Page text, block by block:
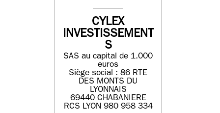
CYLEX
INVESTISSEMENT
S
SAS au capital de 1.000
euros
Siège social : 86 RTE
DES MONTS DU
LYONNAIS
69440 CHABANIERE
RCS LYON 980 958 334